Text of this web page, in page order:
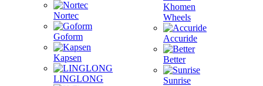
Nortec
Goform
Kapsen
LINGLONG
Khomen
Wheels
Accuride
Better
Sunrise